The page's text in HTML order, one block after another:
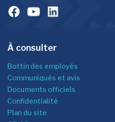
À consulter
Bottin des employés
Communiqués et avis
Documents officiels
Confidentialité
Plan du site